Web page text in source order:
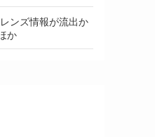
ンズ情報が流出か
か